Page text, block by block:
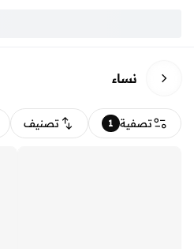
نساء
تصفية 1 تصنيف